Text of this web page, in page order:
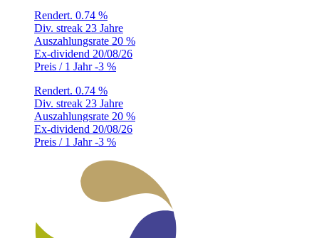
Rendert. 0.74 %
Div. streak 23 Jahre
Auszahlungsrate 20 %
Ex-dividend 20/08/26
Preis / 1 Jahr-3 %
Rendert. 0.74 %
Div. streak 23 Jahre
Auszahlungsrate 20 %
Ex-dividend 20/08/26
Preis / 1 Jahr-3 %